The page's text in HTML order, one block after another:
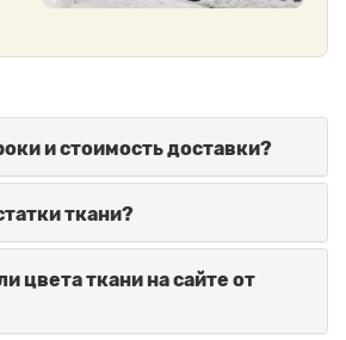
и стоимость доставки?
ткани?
цвета ткани на сайте от